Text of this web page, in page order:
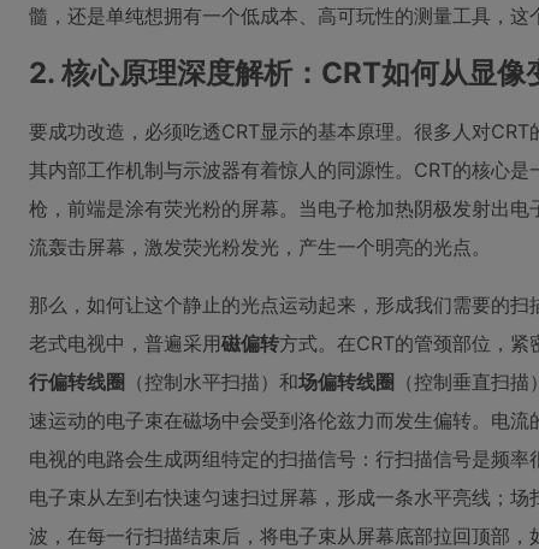
髓，还是单纯想拥有一个低成本、高可玩性的测量工具，这
2. 核心原理深度解析：CRT如何从显像
要成功改造，必须吃透CRT显示的基本原理。很多人对CRT
其内部工作机制与示波器有着惊人的同源性。CRT的核心
枪，前端是涂有荧光粉的屏幕。当电子枪加热阴极发射出
流轰击屏幕，激发荧光粉发光，产生一个明亮的光点。
那么，如何让这个静止的光点运动起来，形成我们需要的
老式电视中，普遍采用磁偏转方式。在CRT的管颈部位，
行偏转线圈 （控制水平扫描）和场偏转线圈 （控制垂直扫
速运动的电子束在磁场中会受到洛伦兹力而发生偏转。电
电视的电路会生成两组特定的扫描信号：行扫描信号是频
电子束从左到右快速匀速扫过屏幕，形成一条水平亮线；
波，在每一行扫描结束后，将电子束从屏幕底部拉回顶部